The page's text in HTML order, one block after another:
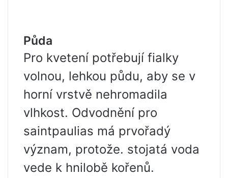
Půda
Pro kvetení potřebují fialky
volnou, lehkou půdu, aby se v
horní vrstvě nehromadila
vlhkost. Odvodnění pro
saintpaulias má prvořadý
význam, protože. stojatá voda
vede k hnilobě kořenů.